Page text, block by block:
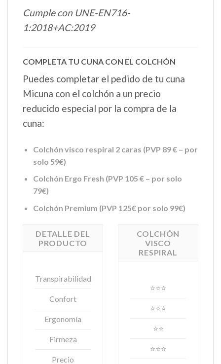
Cumple con UNE-EN716-
1:2018+AC:2019
COMPLETA TU CUNA CON EL COLCHÓN
Puedes completar el pedido de tu cuna
Micuna con el colchón a un precio
reducido especial por la compra de la
cuna:
Colchón visco respiral 2 caras (PVP 89 € – por
solo 59€)
Colchón Ergo Fresh (PVP 105 € – por solo
79€)
Colchón Premium (PVP 125€ por solo 99€)
DETALLE DEL
PRODUCTO
Transpirabilidad
Confort
Ergonomía
Firmeza
Precio
COLCHÓN
VISCO
RESPIRAL
⭐⭐⭐
⭐⭐⭐
⭐⭐
⭐⭐⭐